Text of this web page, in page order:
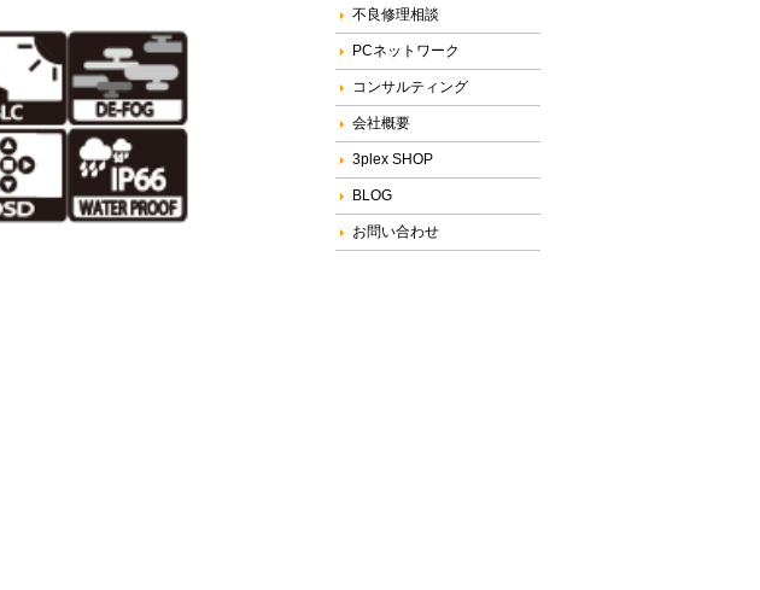
不良修理相談
PCネットワーク
コンサルティング
会社概要
3plex SHOP
BLOG
お問い合わせ